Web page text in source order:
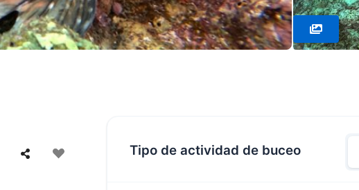
Tipo de actividad de buceo